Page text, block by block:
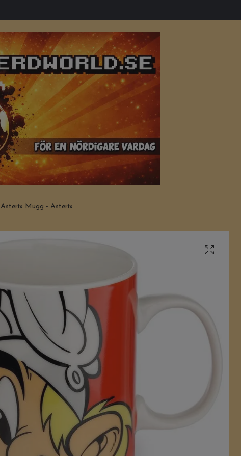
Asterix Mugg - Asterix